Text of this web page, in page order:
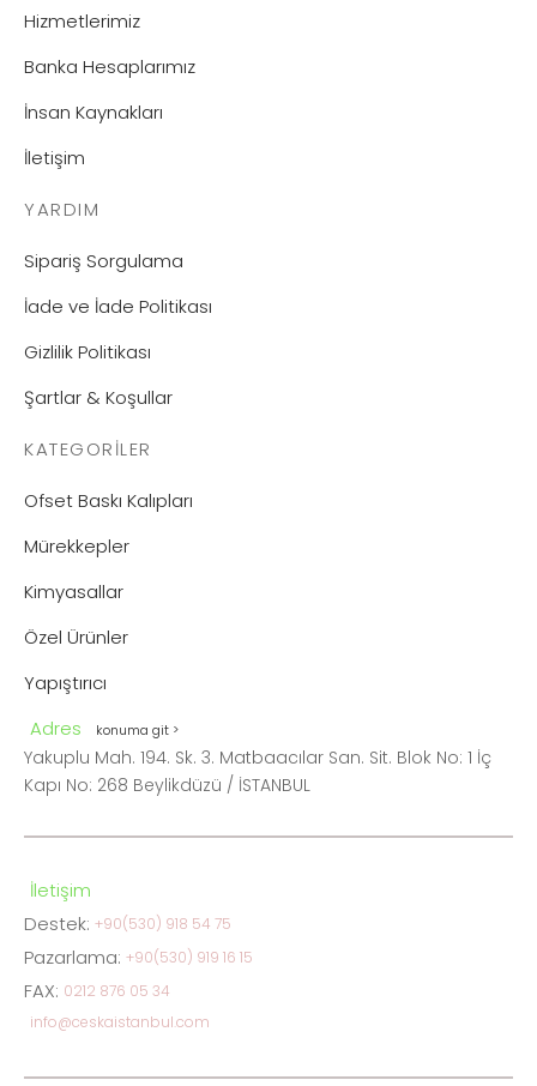
Hizmetlerimiz
Banka Hesaplarımız
İnsan Kaynakları
İletişim
YARDIM
Sipariş Sorgulama
İade ve İade Politikası
Gizlilik Politikası
Şartlar & Koşullar
KATEGORILER
Ofset Baskı Kalıpları
Mürekkepler
Kimyasallar
Özel Ürünler
Yapıştırıcı
Adres
konuma git >
Yakuplu Mah. 194. Sk. 3. Matbaacılar San. Sit. Blok No: 1 İç
Kapı No: 268 Beylikdüzü / İSTANBUL
İletişim
Destek: +90(530) 918 54 75
Pazarlama: +90(530) 919 16 15
FAX: 0212 876 05 34
info@ceskaistanbul.com